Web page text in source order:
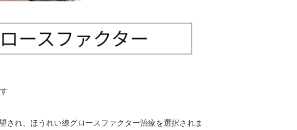
れ、ほうれい線グロースファクター治療を選択されま